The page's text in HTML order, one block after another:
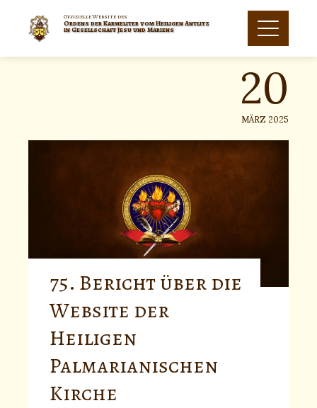
content
Offizielle Website des
Ordens der Karmeliter vom Heiligen Antlitz
in Gesellschaft Jesu und Mariens 20
MÄRZ 2025
75. Bericht über die
Website der
Heiligen
Palmarianischen
Kirche